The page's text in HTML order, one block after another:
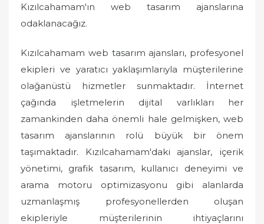
Kızılcahamam'ın web tasarım ajanslarına
odaklanacağız.
Kızılcahamam web tasarım ajansları, profesyonel
ekipleri ve yaratıcı yaklaşımlarıyla müşterilerine
olağanüstü hizmetler sunmaktadır. İnternet
çağında işletmelerin dijital varlıkları her
zamankinden daha önemli hale gelmişken, web
tasarım ajanslarının rolü büyük bir önem
taşımaktadır. Kızılcahamam'daki ajanslar, içerik
yönetimi, grafik tasarım, kullanıcı deneyimi ve
arama motoru optimizasyonu gibi alanlarda
uzmanlaşmış profesyonellerden oluşan
ekipleriyle müşterilerinin ihtiyaçlarını